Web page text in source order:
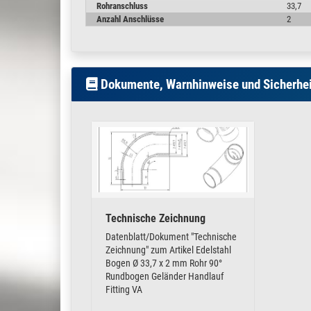
Edelstahl Rundrohr Steckfitting zum kleben mit einem
fixieren.
Andere Fitting-Ausführungen, Abschlussstopfen oder das
Rohranschluss
33,7
Anzahl Anschlüsse
2
Dokumente, Warnhinweise und
Technische Zeichnung
Datenblatt/Dokument "Technische
Zeichnung" zum Artikel Edelstahl
Bogen Ø 33,7 x 2 mm Rohr 90°
Rundbogen Geländer Handlauf
Fitting VA